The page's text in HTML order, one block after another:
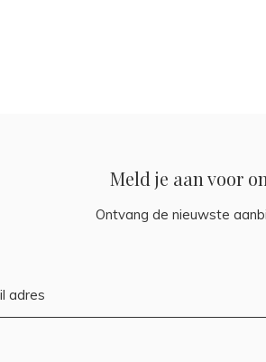
Meld je aan voor
Ontvang de nieuwste